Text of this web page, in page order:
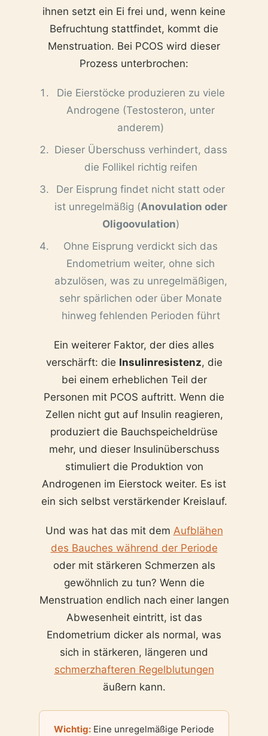
ihnen setzt ein Ei frei und, wenn keine
Befruchtung stattfindet, kommt die
Menstruation. Bei PCOS wird dieser
Prozess unterbrochen:
Die Eierstöcke produzieren zu viele
Androgene (Testosteron, unter
anderem)
Dieser Überschuss verhindert, dass
die Follikel richtig reifen
Der Eisprung findet nicht statt oder
ist unregelmäßig (Anovulation oder
Oligoovulation)
Ohne Eisprung verdickt sich das
Endometrium weiter, ohne sich
abzulösen, was zu unregelmäßigen,
sehr spärlichen oder über Monate
hinweg fehlenden Perioden führt
Ein weiterer Faktor, der dies alles
verschärft: die Insulinresistenz, die
bei einem erheblichen Teil der
Personen mit PCOS auftritt. Wenn die
Zellen nicht gut auf Insulin reagieren,
produziert die Bauchspeicheldrüse
mehr, und dieser Insulinüberschuss
stimuliert die Produktion von
Androgenen im Eierstock weiter. Es ist
ein sich selbst verstärkender Kreislauf.
Und was hat das mit dem Aufblähen
des Bauches während der Periode
oder mit stärkeren Schmerzen als
gewöhnlich zu tun? Wenn die
Menstruation endlich nach einer langen
Abwesenheit eintritt, ist das
Endometrium dicker als normal, was
sich in stärkeren, längeren und
schmerzhafteren Regelblutungen
äußern kann.
Wichtig: Eine unregelmäßige Periode